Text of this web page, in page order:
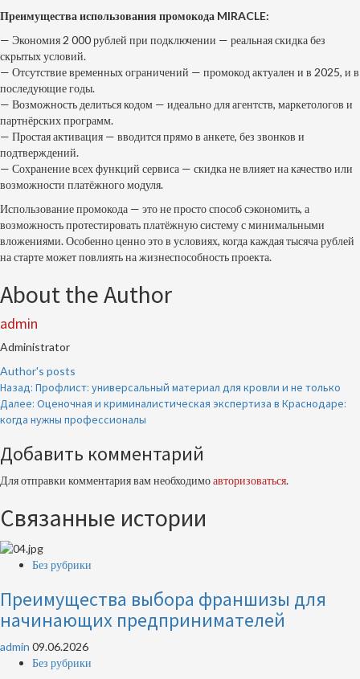
Преимущества использования промокода MIRACLE:
— Экономия 2 000 рублей при подключении — реальная скидка без
скрытых условий.
— Отсутствие временных ограничений — промокод актуален и в 2025, и в
последующие годы.
— Возможность делиться кодом — идеально для агентств, маркетологов и
партнёрских программ.
— Простая активация — вводится прямо в анкете, без звонков и
подтверждений.
— Сохранение всех функций сервиса — скидка не влияет на качество или
возможности платёжного модуля.
Использование промокода — это не просто способ сэкономить, а
возможность протестировать платёжную систему с минимальными
вложениями. Особенно ценно это в условиях, когда каждая тысяча рублей
на старте может повлиять на жизнеспособность проекта.
About the Author
admin
Administrator
Author's posts
Продолжить
чтение
Назад: Профлист: универсальный материал для кровли и не только
Далее: Оценочная и криминалистическая экспертиза в Краснодаре:
когда нужны профессионалы
Добавить комментарий
Для отправки комментария вам необходимоавторизоваться.
Связанные истории
Без рубрики
Преимущества выбора франшизы для
начинающих предпринимателей
admin 09.06.2026
Без рубрики